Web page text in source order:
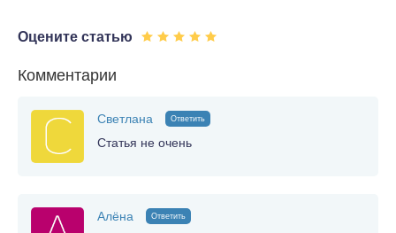
Оцените статью
Комментарии
Светлана Ответить
Статья не очень
Алёна Ответить